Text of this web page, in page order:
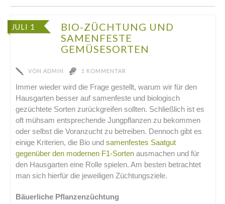
JULI 1
BIO-ZÜCHTUNG UND
SAMENFESTE
GEMÜSESORTEN
VON ADMIN 1 KOMMENTAR
Immer wieder wird die Frage gestellt, warum wir für den
Hausgarten besser auf samenfeste und biologisch
gezüchtete Sorten zurückgreifen sollten. Schließlich ist es
oft mühsam entsprechende Jungpflanzen zu bekommen
oder selbst die Voranzucht zu betreiben. Dennoch gibt es
einige Kriterien, die Bio und samenfestes Saatgut
gegenüber den modernen F1-Sorten ausmachen und für
den Hausgarten eine Rolle spielen. Am besten betrachtet
man sich hierfür die jeweiligen Züchtungsziele.
Bäuerliche Pflanzenzüchtung